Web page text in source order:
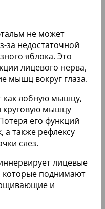
не может
за недостаточной
яблока. Это
лицевого нерва,
мышц вокруг глаза.
как лобную мышцу,
мышцу
его функций
а также рефлексу
слез.
лицевые
поднимают
и